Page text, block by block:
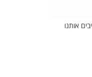
אותנו